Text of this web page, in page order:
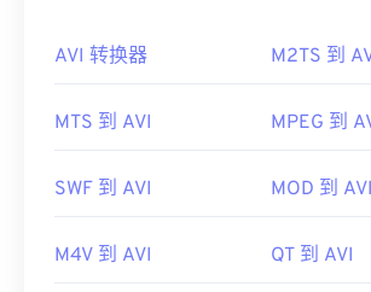
。请记住，另外两种文件类型也使
名。它们是 Masterpoint 绿点数据（
件）。TeslaCrypt 3.0 勒索软件加密文
停用，不再构成威胁。
首次发行： 1993年
AVI 文件的另一种方法是使用与操作系
虽然AVI 文件针对互联网进行了优化，
媒体播放器。
首次发行：
AVI 转换器 M2TS 到
MTS 到 AVI MPEG 到
SWF 到 AVI MOD 到 AVI
M4V 到 AVI QT 到 AVI